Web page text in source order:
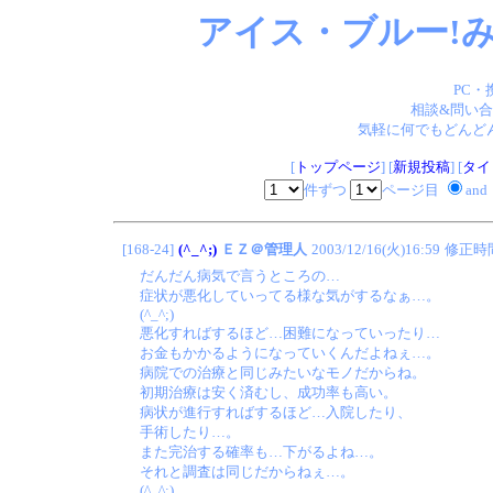
アイス・ブルー!
PC・
相談&問い
気軽に何でもどん
[トップページ] [新規投稿] [タ
件ずつ
ページ目 and
[168-24] (^_^;) ＥＺ＠管理人 2003/12/16(火)16:59 修正時
だんだん病気で言うところの…
症状が悪化していってる様な気がするなぁ…。
(^_^;)
悪化すればするほど…困難になっていったり…
お金もかかるようになっていくんだよねぇ…。
病院での治療と同じみたいなモノだからね。
初期治療は安く済むし、成功率も高い。
病状が進行すればするほど…入院したり、
手術したり…。
また完治する確率も…下がるよね…。
それと調査は同じだからねぇ…。